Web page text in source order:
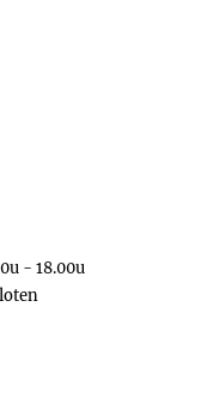
- 18.00u